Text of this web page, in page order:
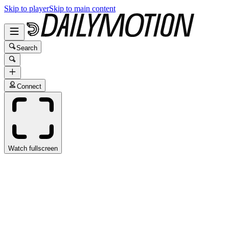
Skip to playerSkip to main content
Search
Connect
Watch fullscreen